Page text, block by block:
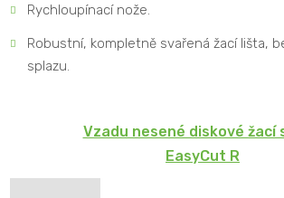
Rychloupínací nože.
Robustní, kompletně svařená žací lišta,
splazu.
Vzadu nesené diskové žací
EasyCut R